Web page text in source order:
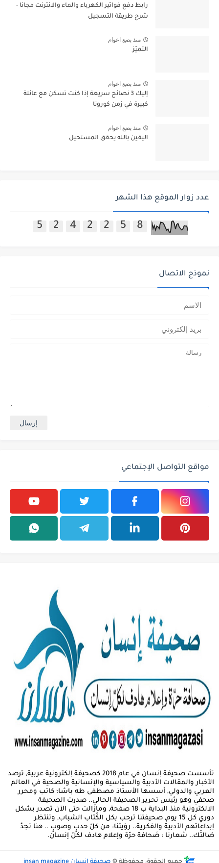
رابط دفع فواتير الكهرباء والماء والانترنت مجانا -
شرح طريقة التسجيل
منذ بضع اعوام
التميّز
منذ بضع اعوام
إليك 3 نصائح سريعة إذا كنت تسكن مع عائلة
كبيرة في زمن كورونا
منذ بضع اعوام
اليقين بالله يحقق المستحيل
عدد زوار الموقع هذا الشهر
5 2 4 2 2 5 8
نموذج الاتصال
مواقع التواصل الإجتماعي
تأسست صحيفة إنسان في عام 2018 كصحيفة إلكترونية عربية, ترصد
الأخبار والمقالات الأدبية والسياسية والإنسانية والصحية في العالم
العربي والدولي, أسسها الأستاذ مصطفى طه باشا؛ كاتب ومحرر
صحفي وهو رئيس تحرير الصحيفة الحالي.. صدرت الصحيفة
الالكترونية منذ البداية ب 18 صفحة, ومازالت حتى الآن تصدر بشكل
دوري كل 15 يوم, صحيفتنا ترحب بكل الكُتاب الشباب, وتنتظر
إبداعاتهم الأدبية والفكرية.. رؤيتنا: من كلّ حدبٍ وصوبٍ .. هنا تجدُ
ضالتَك.. شعارنا : صَحافة حرّة وإعلام هادف لكلّ إنسان.